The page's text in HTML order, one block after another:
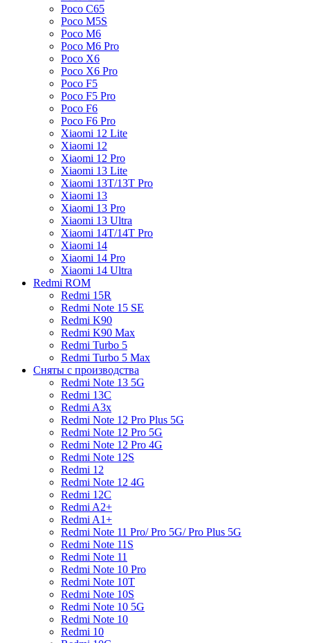
Poco C65
Poco M5S
Poco M6
Poco M6 Pro
Poco X6
Poco X6 Pro
Poco F5
Poco F5 Pro
Poco F6
Poco F6 Pro
Xiaomi 12 Lite
Xiaomi 12
Xiaomi 12 Pro
Xiaomi 13 Lite
Xiaomi 13T/13T Pro
Xiaomi 13
Xiaomi 13 Pro
Xiaomi 13 Ultra
Xiaomi 14T/14T Pro
Xiaomi 14
Xiaomi 14 Pro
Xiaomi 14 Ultra
Redmi ROM
Redmi 15R
Redmi Note 15 SE
Redmi K90
Redmi K90 Max
Redmi Turbo 5
Redmi Turbo 5 Max
Сняты с производства
Redmi Note 13 5G
Redmi 13C
Redmi A3x
Redmi Note 12 Pro Plus 5G
Redmi Note 12 Pro 5G
Redmi Note 12 Pro 4G
Redmi Note 12S
Redmi 12
Redmi Note 12 4G
Redmi 12C
Redmi A2+
Redmi A1+
Redmi Note 11 Pro/ Pro 5G/ Pro Plus 5G
Redmi Note 11S
Redmi Note 11
Redmi Note 10 Pro
Redmi Note 10T
Redmi Note 10S
Redmi Note 10 5G
Redmi Note 10
Redmi 10